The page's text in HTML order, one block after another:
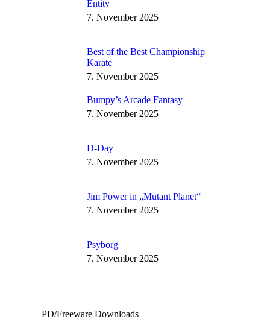
Entity
7. November 2025
Best of the Best Championship
Karate
7. November 2025
Bumpy’s Arcade Fantasy
7. November 2025
D-Day
7. November 2025
Jim Power in „Mutant Planet“
7. November 2025
Psyborg
7. November 2025
PD/Freeware Downloads